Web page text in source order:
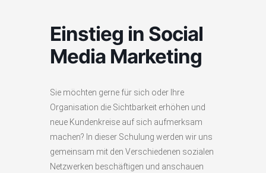
Einstieg in Social
Media Marketing
Sie möchten gerne für sich oder Ihre
Organisation die Sichtbarkeit erhöhen und
neue Kundenkreise auf sich aufmerksam
machen? In dieser Schulung werden wir uns
gemeinsam mit den Verschiedenen sozialen
Netzwerken beschäftigen und anschauen